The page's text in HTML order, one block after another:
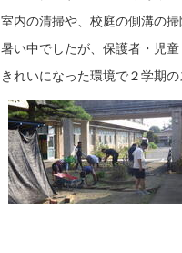
室内の清掃や、校庭の側溝の
暑い中でしたが、保護者・児
きれいになった環境で２学期